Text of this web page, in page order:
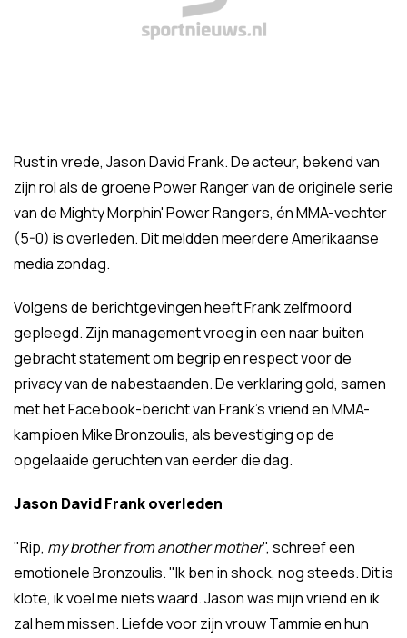
Rust in vrede, Jason David Frank. De acteur, bekend van
zijn rol als de groene Power Ranger van de originele serie
van de Mighty Morphin' Power Rangers, én MMA-vechter
(5-0) is overleden. Dit meldden meerdere Amerikaanse
media zondag.
Volgens de berichtgevingen heeft Frank zelfmoord
gepleegd. Zijn management vroeg in een naar buiten
gebracht statement om begrip en respect voor de
privacy van de nabestaanden. De verklaring gold, samen
met het Facebook-bericht van Frank's vriend en MMA-
kampioen Mike Bronzoulis, als bevestiging op de
opgelaaide geruchten van eerder die dag.
Jason David Frank overleden
"Rip, my brother from another mother", schreef een
emotionele Bronzoulis. "Ik ben in shock, nog steeds. Dit is
klote, ik voel me niets waard. Jason was mijn vriend en ik
zal hem missen. Liefde voor zijn vrouw Tammie en hun